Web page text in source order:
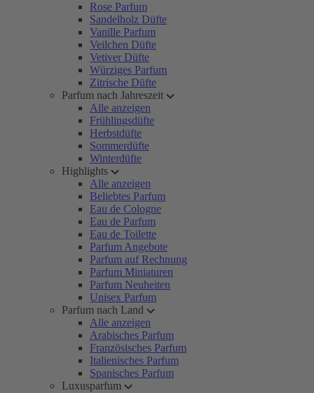
Rose Parfum
Sandelholz Düfte
Vanille Parfum
Veilchen Düfte
Vetiver Düfte
Würziges Parfum
Zitrische Düfte
Parfum nach Jahreszeit
Alle anzeigen
Frühlingsdüfte
Herbstdüfte
Sommerdüfte
Winterdüfte
Highlights
Alle anzeigen
Beliebtes Parfum
Eau de Cologne
Eau de Parfum
Eau de Toilette
Parfum Angebote
Parfum auf Rechnung
Parfum Miniaturen
Parfum Neuheiten
Unisex Parfum
Parfum nach Land
Alle anzeigen
Arabisches Parfum
Französisches Parfum
Italienisches Parfum
Spanisches Parfum
Luxusparfum